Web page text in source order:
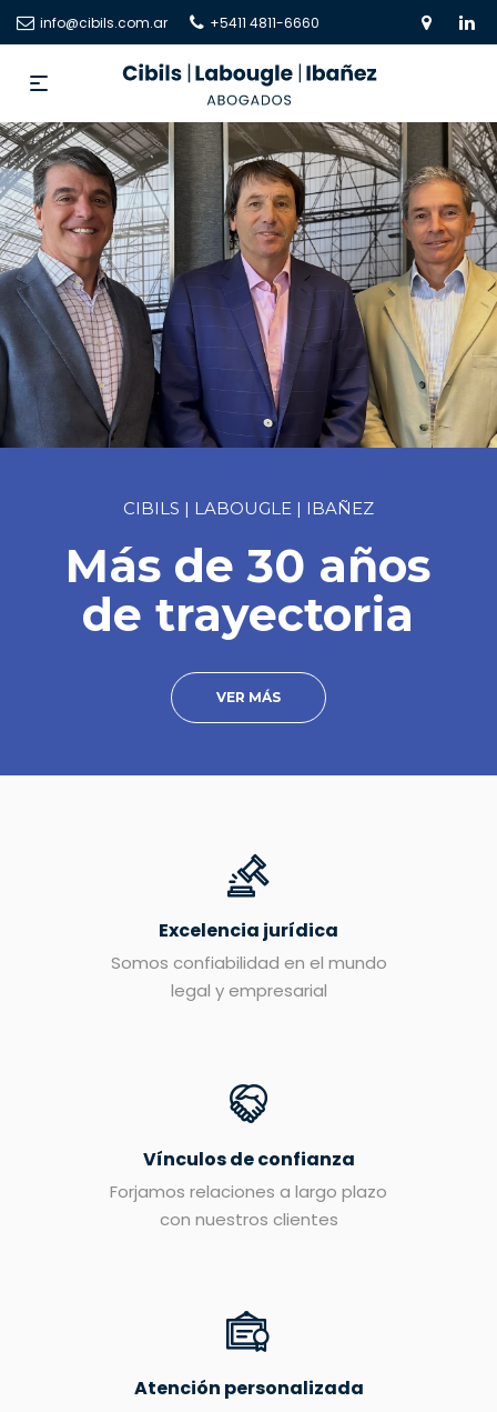
info@cibils.com.ar +5411 4811-6660
VER MÁS
CIBILS | LABOUGLE | IBAÑEZ
Más de 30 años
de trayectoria
Excelencia jurídica
Somos confiabilidad en el mundo
legal y empresarial
Vínculos de confianza
Forjamos relaciones a largo plazo
con nuestros clientes
Atención personalizada